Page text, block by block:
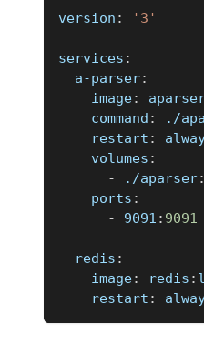
version : '3'
services :
a-parser:
image:
command :
./
restart :
volumes :
-
./aparser:
ports :
-
9091 : 9091
redis :
image: redis :
restart :